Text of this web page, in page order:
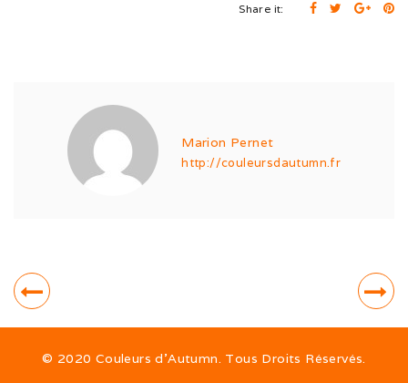
Vacances dans le Jura (10/20)
Sociabilisation des chiots
Alimentation
La race
Share it:
Marion Pernet
http://couleursdautumn.fr
© 2020 Couleurs d’Autumn. Tous Droits Réservés.